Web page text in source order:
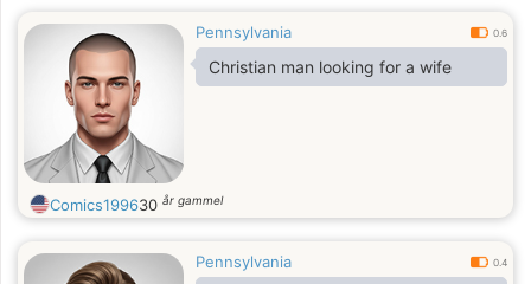
Pennsylvania 0.6
Christian man looking for a wife
Comics199630 år gammel
Pennsylvania 0.4